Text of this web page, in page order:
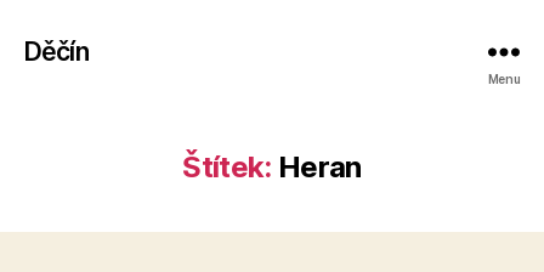
Děčín
Menu
Štítek: Heran